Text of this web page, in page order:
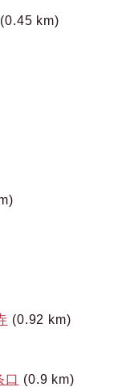
(0.45 km)
(0.92 km)
口 (0.9 km)